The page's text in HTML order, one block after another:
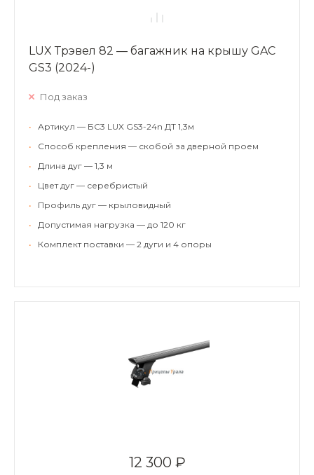
LUX Трэвел 82 — багажник на крышу GAC
GS3 (2024-)
Под заказ
•
Артикул — БС3 LUX GS3-24n ДТ 1,3м
•
Способ крепления — скобой за дверной проем
•
Длина дуг — 1,3 м
•
Цвет дуг — серебристый
•
Профиль дуг — крыловидный
•
Допустимая нагрузка — до 120 кг
•
Комплект поставки — 2 дуги и 4 опоры
12 300 ₽